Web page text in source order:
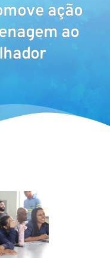
ação
ao